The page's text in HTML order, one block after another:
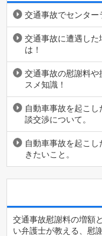
交通事故でセンター
交通事故に遭遇した
は！
交通事故の慰謝料や
スメ知識！
自動車事故を起こ
談交渉について。
自動車事故を起こ
きたいこと。
交通事故慰謝料の増額
い弁護士が教える、慰